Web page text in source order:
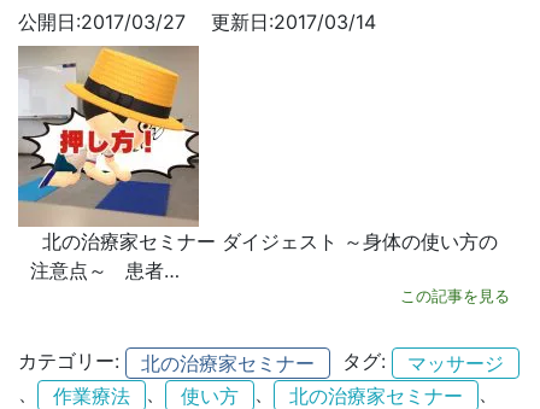
公開日:2017/03/27 更新日:2017/03/14
北の治療家セミナー ダイジェスト ～身体の使い方の
注意点～ 患者…
この記事を見る
カテゴリー: 北の治療家セミナー タグ:
マッサージ
、
作業療法 、 使い方 、 北の治療家セミナー
、